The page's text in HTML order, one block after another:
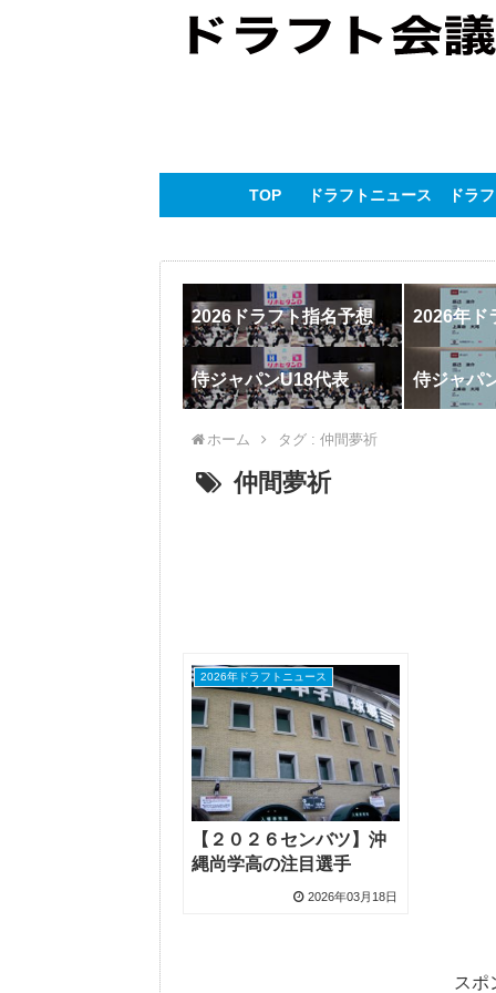
TOP ドラフトニュース ドラ
2026ドラフト指名予想 2026年ド
侍ジャパンU18代表 侍ジャパ
ホーム タグ : 仲間夢祈
仲間夢祈
2026年ドラフトニュース
【２０２６センバツ】沖
縄尚学高の注目選手
2026年03月18日
スポ